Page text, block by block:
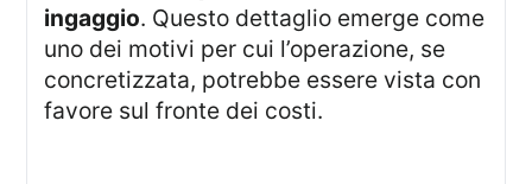
ingaggio. Questo dettaglio emerge come
uno dei motivi per cui l’operazione, se
concretizzata, potrebbe essere vista con
favore sul fronte dei costi.